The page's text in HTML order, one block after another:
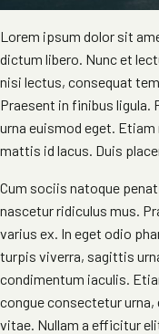
Lorem ipsum dolor sit
dictum libero. Nunc et
nisi lectus, consequat
Praesent in finibus ligula.
urna euismod eget.
mattis id lacus. Duis
Cum sociis natoque
nascetur ridiculus mus.
varius ex. In eget odio
turpis viverra, sagittis
condimentum iaculis.
congue consectetur
vitae. Nullam a efficitur